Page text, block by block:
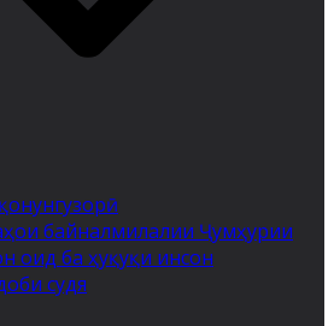
байналмилалии Ҷумҳурии
оид ба ҳуқуқи инсон
судя